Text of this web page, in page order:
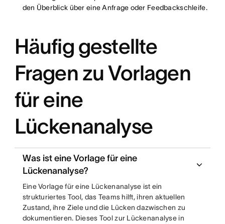
den Überblick über eine Anfrage oder Feedbackschleife.
Häufig gestellte
Fragen zu Vorlagen
für eine
Lückenanalyse
Was ist eine Vorlage für eine
Lückenanalyse?
Eine Vorlage für eine Lückenanalyse ist ein
strukturiertes Tool, das Teams hilft, ihren aktuellen
Zustand, ihre Ziele und die Lücken dazwischen zu
dokumentieren. Dieses Tool zur Lückenanalyse in